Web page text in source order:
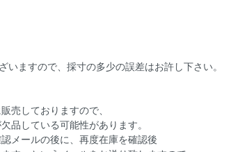
いますので、採寸の多少の誤差はお許し下さい。
売しておりますので、
品している可能性があります。
メールの後に、再度在庫を確認後